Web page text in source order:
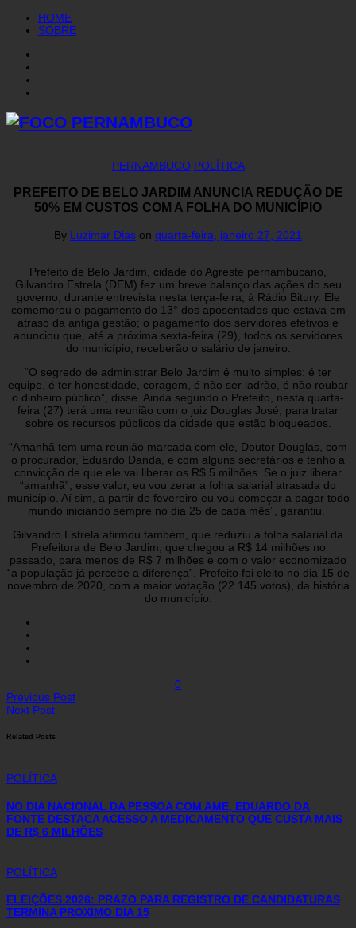
HOME
SOBRE
PERNAMBUCO POLÍTICA
PREFEITO DE BELO JARDIM ANUNCIA REDUÇÃO DE
50% EM CUSTOS COM A FOLHA DO MUNICÍPIO
By Luzimar Dias on quarta-feira, janeiro 27, 2021
Prefeito de Belo Jardim, cidade do Agreste pernambucano,
Gilvandro Estrela (DEM) fez um breve balanço das ações do seu
governo, durante entrevista nesta terça-feira, à Rádio Bitury. Ele
comemorou o pagamento do 13° dos aposentados que estava em
atraso da antiga gestão; o pagamento dos servidores efetivos e
anunciou que, até a próxima sexta-feira (29), todos os servidores
do município, receberão o salário de janeiro.
“O segredo de administrar Belo Jardim é muito simples: é ter
equipe, é ter honestidade, coragem, é não ser ladrão, é não roubar
o dinheiro público”, disse. Ainda segundo o Prefeito, nesta quarta-
feira (27) terá uma reunião com o juiz Douglas José, para tratar
sobre os recursos públicos da cidade que estão bloqueados.
“Amanhã tem uma reunião marcada com ele, Doutor Douglas, com
o procurador, Eduardo Danda, e com alguns secretários e tenho a
convicção de que ele vai liberar os R$ 5 milhões. Se o juiz liberar
“amanhã”, esse valor, eu vou zerar a folha salarial atrasada do
município. Aí sim, a partir de fevereiro eu vou começar a pagar todo
mundo iniciando sempre no dia 25 de cada mês”, garantiu.
Gilvandro Estrela afirmou também, que reduziu a folha salarial da
Prefeitura de Belo Jardim, que chegou a R$ 14 milhões no
passado, para menos de R$ 7 milhões e com o valor economizado
“a população já percebe a diferença”. Prefeito foi eleito no dia 15 de
novembro de 2020, com a maior votação (22.145 votos), da história
do município.
0
Previous Post
Next Post
Related Posts
POLÍTICA
NO DIA NACIONAL DA PESSOA COM AME, EDUARDO DA
FONTE DESTACA ACESSO A MEDICAMENTO QUE CUSTA MAIS
DE R$ 6 MILHÕES
POLÍTICA
ELEIÇÕES 2026: PRAZO PARA REGISTRO DE CANDIDATURAS
TERMINA PRÓXIMO DIA 15